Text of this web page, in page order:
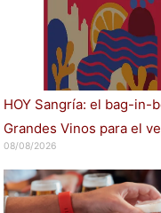
HOY Sangría: el bag-in-
Grandes Vinos para el
08/08/2026